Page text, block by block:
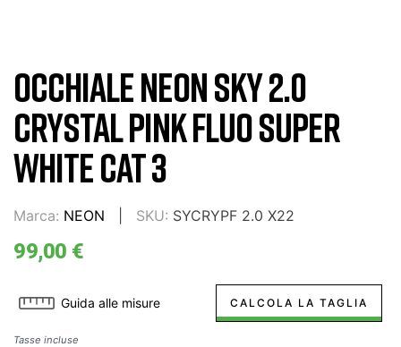
OCCHIALE NEON SKY 2.0
CRYSTAL PINK FLUO SUPER
WHITE CAT 3
Marca: NEON SKU: SYCRYPF 2.0 X22
99,00 €
Guida alle misure CALCOLA LA TAGLIA
Tasse incluse